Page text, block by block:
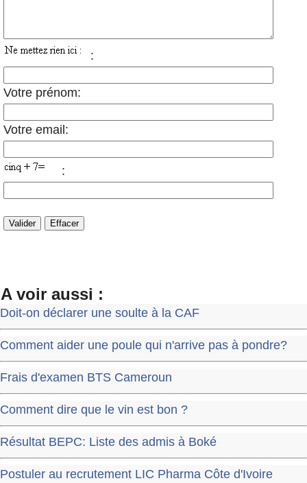
:
Votre prénom:
Votre email:
:
A voir aussi :
Doit-on déclarer une soulte à la CAF
Comment aider une poule qui n'arrive pas à pondre?
Frais d'examen BTS Cameroun
Comment dire que le vin est bon ?
Résultat BEPC: Liste des admis à Boké
Postuler au recrutement LIC Pharma Côte d'Ivoire